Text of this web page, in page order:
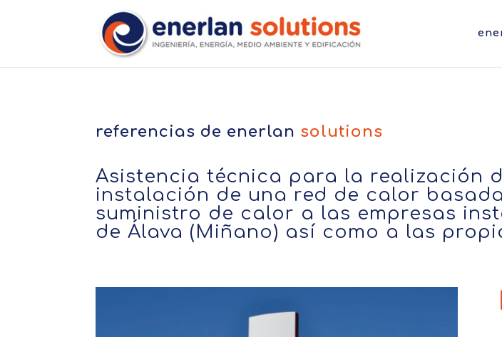
referencias de enerlan solutions
Asistencia técnica para la realización
instalación de una red de calor
suministro de calor a las empresas
de Álava (Miñano) así como a las